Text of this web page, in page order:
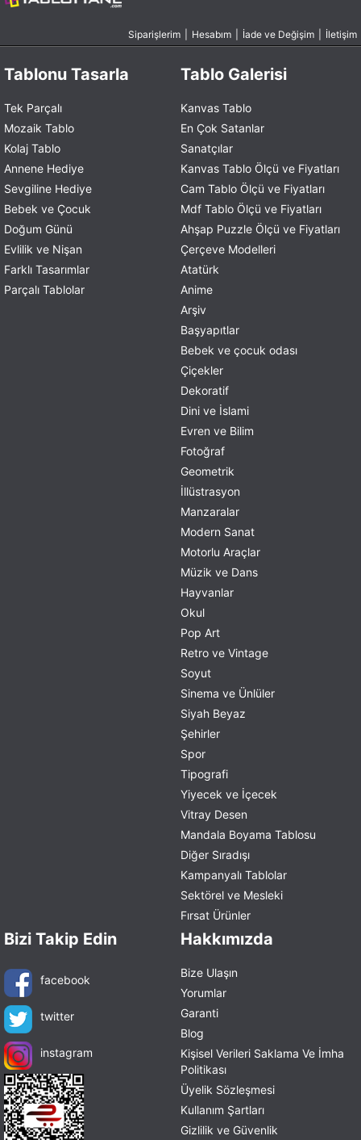
Siparişlerim Hesabım İade ve Değişim İletişim
Tablonu Tasarla
Tek Parçalı
Mozaik Tablo
Kolaj Tablo
Annene Hediye
Sevgiline Hediye
Bebek ve Çocuk
Doğum Günü
Evlilik ve Nişan
Farklı Tasarımlar
Parçalı Tablolar
Tablo Galerisi
Kanvas Tablo
En Çok Satanlar
Sanatçılar
Kanvas Tablo Ölçü ve Fiyatları
Cam Tablo Ölçü ve Fiyatları
Mdf Tablo Ölçü ve Fiyatları
Ahşap Puzzle Ölçü ve Fiyatları
Çerçeve Modelleri
Atatürk
Anime
Arşiv
Başyapıtlar
Bebek ve çocuk odası
Çiçekler
Dekoratif
Dini ve İslami
Evren ve Bilim
Fotoğraf
Geometrik
İllüstrasyon
Manzaralar
Modern Sanat
Motorlu Araçlar
Müzik ve Dans
Hayvanlar
Okul
Pop Art
Retro ve Vintage
Soyut
Sinema ve Ünlüler
Siyah Beyaz
Şehirler
Spor
Tipografi
Yiyecek ve İçecek
Vitray Desen
Mandala Boyama Tablosu
Diğer Sıradışı
Kampanyalı Tablolar
Sektörel ve Mesleki
Fırsat Ürünler
Bizi Takip Edin
facebook
twitter
instagram
Hakkımızda
Bize Ulaşın
Yorumlar
Garanti
Blog
Kişisel Verileri Saklama Ve İmha
Politikası
Üyelik Sözleşmesi
Kullanım Şartları
Gizlilik ve Güvenlik